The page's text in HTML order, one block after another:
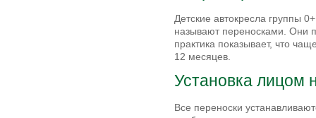
Детские автокресла группы
называют переносками. Они
практика показывает, что
12 месяцев.
Установка лицом
Все переноски